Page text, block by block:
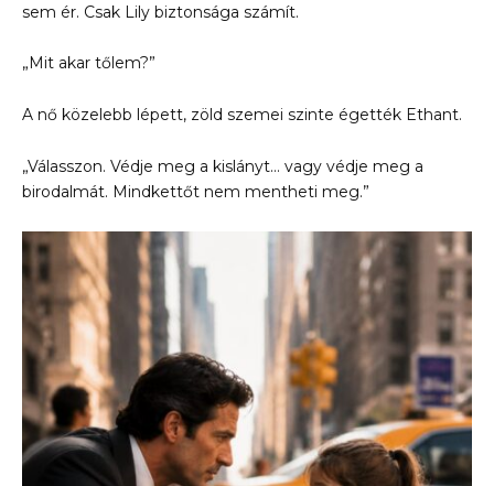
sem ér. Csak Lily biztonsága számít.
„Mit akar tőlem?”
A nő közelebb lépett, zöld szemei szinte égették Ethant.
„Válasszon. Védje meg a kislányt… vagy védje meg a
birodalmát. Mindkettőt nem mentheti meg.”